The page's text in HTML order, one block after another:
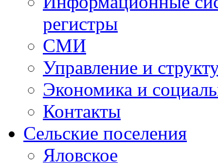
регистры
СМИ
Управление и
Экономика и
Контакты
Сельские поселения
Яловское